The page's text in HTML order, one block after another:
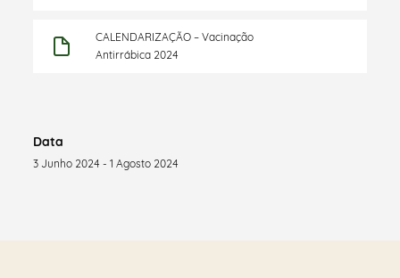
CALENDARIZAÇÃO – Vacinação
Antirrábica 2024
Data
3 Junho 2024 - 1 Agosto 2024